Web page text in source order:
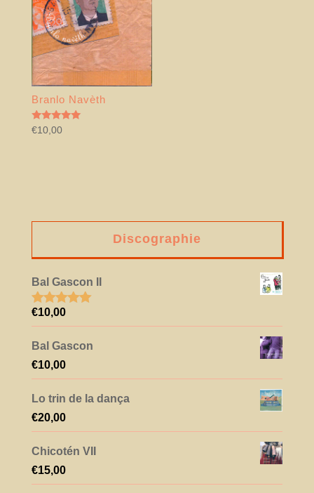
Branlo Navèth
Note
€10,00
Discographie
Bal Gascon II
Note5.00
sur 5
€10,00
Bal Gascon
€10,00
Lo trin de la dança
€20,00
Chicotén VII
€15,00